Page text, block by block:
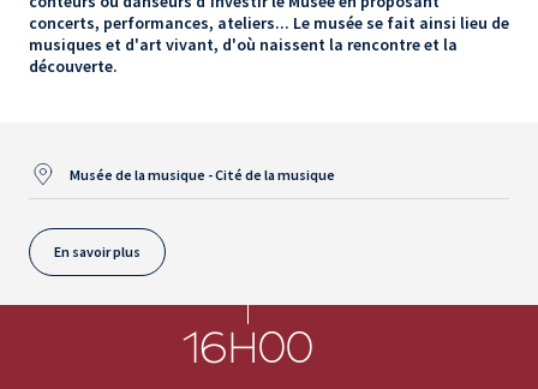
concerts, performances, ateliers... Le musée se fait ainsi lieu de
musiques et d'art vivant, d'où naissent la rencontre et la
découverte.
Musée de la musique - Cité de la musique
En savoir plus
16H00